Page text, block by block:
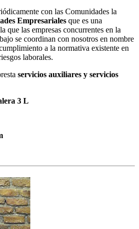
con las Comunidades la
Empresariales que es una
que las empresas concurrentes en la
se coordinan con nosotros en nombre
a la normativa existente en
laborales.
servicios auxiliares y servicios
3 L